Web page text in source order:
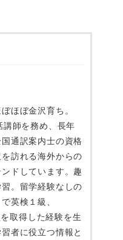
ほぼ金沢育ち。
師を務め、長年
通訳案内士の資格
訪れる海外からの
ドしています。趣
。留学経験なしの
英検１級、
取得した経験を生
者に役立つ情報と